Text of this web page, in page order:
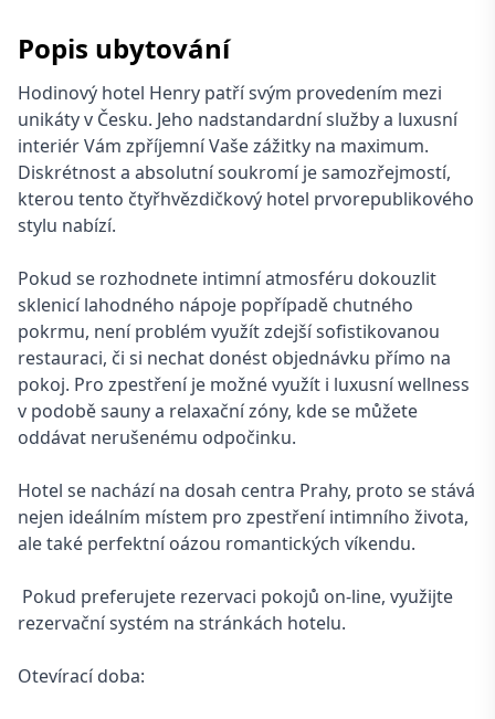
Popis ubytování
Hodinový hotel Henry patří svým provedením mezi
unikáty v Česku. Jeho nadstandardní služby a luxusní
interiér Vám zpříjemní Vaše zážitky na maximum.
Diskrétnost a absolutní soukromí je samozřejmostí,
kterou tento čtyřhvězdičkový hotel prvorepublikového
stylu nabízí.
Pokud se rozhodnete intimní atmosféru dokouzlit
sklenicí lahodného nápoje popřípadě chutného
pokrmu, není problém využít zdejší sofistikovanou
restauraci, či si nechat donést objednávku přímo na
pokoj. Pro zpestření je možné využít i luxusní wellness
v podobě sauny a relaxační zóny, kde se můžete
oddávat nerušenému odpočinku.
Hotel se nachází na dosah centra Prahy, proto se stává
nejen ideálním místem pro zpestření intimního života,
ale také perfektní oázou romantických víkendu.
Pokud preferujete rezervaci pokojů on-line, využijte
rezervační systém na stránkách hotelu.
Otevírací doba: